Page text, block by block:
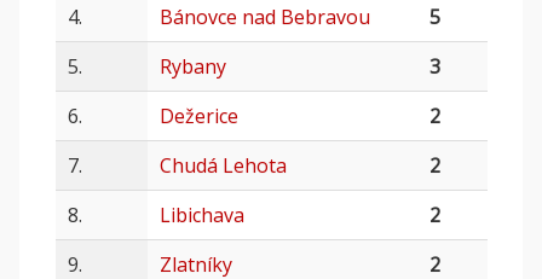
4.
Bánovce nad Bebravou
5
5.
Rybany
3
6.
Dežerice
2
7.
Chudá Lehota
2
8.
Libichava
2
9.
Zlatníky
2